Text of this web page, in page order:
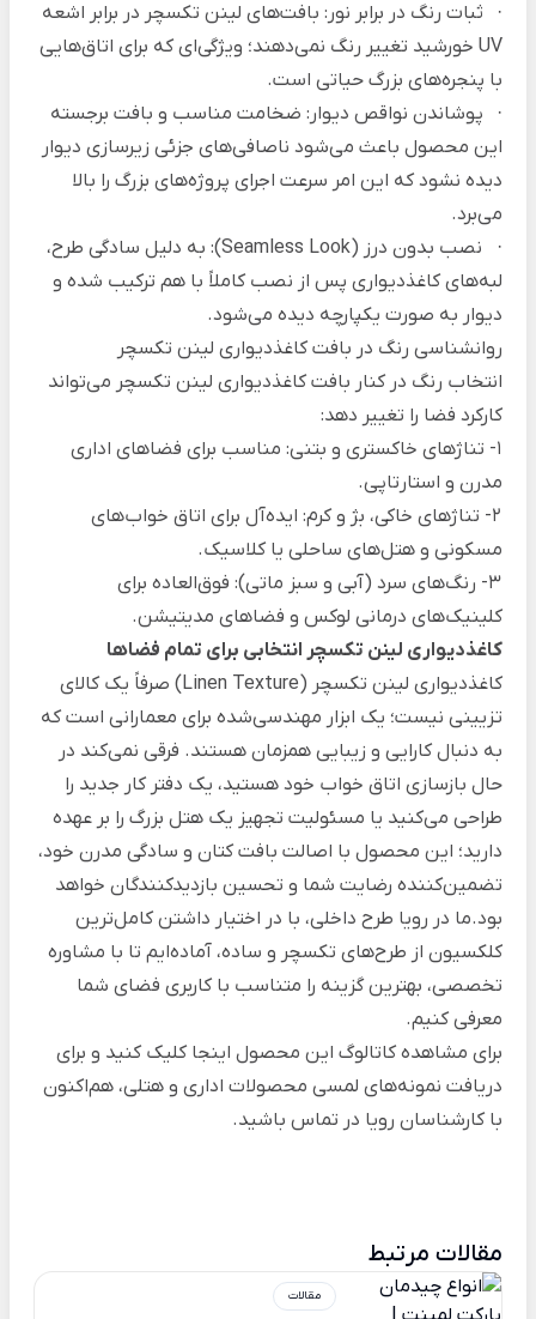
· ثبات رنگ در برابر نور: بافت‌های لینن تکسچر در برابر اشعه
UV خورشید تغییر رنگ نمی‌دهند؛ ویژگی‌ای که برای اتاق‌هایی
با پنجره‌های بزرگ حیاتی است.
· پوشاندن نواقص دیوار: ضخامت مناسب و بافت برجسته
این محصول باعث می‌شود ناصافی‌های جزئی زیرسازی دیوار
دیده نشود که این امر سرعت اجرای پروژه‌های بزرگ را بالا
می‌برد.
· نصب بدون درز (Seamless Look): به دلیل سادگی طرح،
لبه‌های کاغذدیواری پس از نصب کاملاً با هم ترکیب شده و
دیوار به صورت یکپارچه دیده می‌شود.
روانشناسی رنگ در بافت کاغذدیواری لینن تکسچر
انتخاب رنگ در کنار بافت کاغذدیواری لینن تکسچر می‌تواند
کارکرد فضا را تغییر دهد:
1- تناژهای خاکستری و بتنی: مناسب برای فضاهای اداری
مدرن و استارتاپی.
2- تناژهای خاکی، بژ و کرم: ایده‌آل برای اتاق خواب‌های
مسکونی و هتل‌های ساحلی یا کلاسیک.
3- رنگ‌های سرد (آبی و سبز ماتی): فوق‌العاده برای
کلینیک‌های درمانی لوکس و فضاهای مدیتیشن.
کاغذدیواری لینن تکسچر انتخابی برای تمام فضاها
کاغذدیواری لینن تکسچر (Linen Texture) صرفاً یک کالای
تزیینی نیست؛ یک ابزار مهندسی‌شده برای معمارانی است که
به دنبال کارایی و زیبایی همزمان هستند. فرقی نمی‌کند در
حال بازسازی اتاق خواب خود هستید، یک دفتر کار جدید را
طراحی می‌کنید یا مسئولیت تجهیز یک هتل بزرگ را بر عهده
دارید؛ این محصول با اصالت بافت کتان و سادگی مدرن خود،
تضمین‌کننده رضایت شما و تحسین بازدیدکنندگان خواهد
بود.ما در رویا طرح داخلی، با در اختیار داشتن کامل‌ترین
کلکسیون از طرح‌های تکسچر و ساده، آماده‌ایم تا با مشاوره
تخصصی، بهترین گزینه را متناسب با کاربری فضای شما
معرفی کنیم.
برای مشاهده کاتالوگ این محصول اینجا کلیک کنید و برای
دریافت نمونه‌های لمسی محصولات اداری و هتلی، هم‌اکنون
با کارشناسان رویا در تماس باشید.
مقالات مرتبط
مقالات